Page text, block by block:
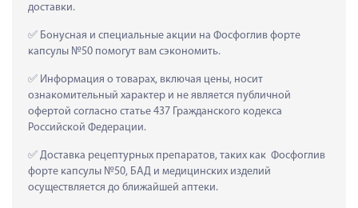
доставки.
Бонусная и специальные акции на Фосфоглив форте
капсулы №50 помогут вам сэкономить.
Информация о товарах, включая цены, носит
ознакомительный характер и не является публичной
офертой согласно статье 437 Гражданского кодекса
Российской Федерации.
Доставка рецептурных препаратов, таких как  Фосфоглив
форте капсулы №50, БАД и медицинских изделий
осуществляется до ближайшей аптеки.